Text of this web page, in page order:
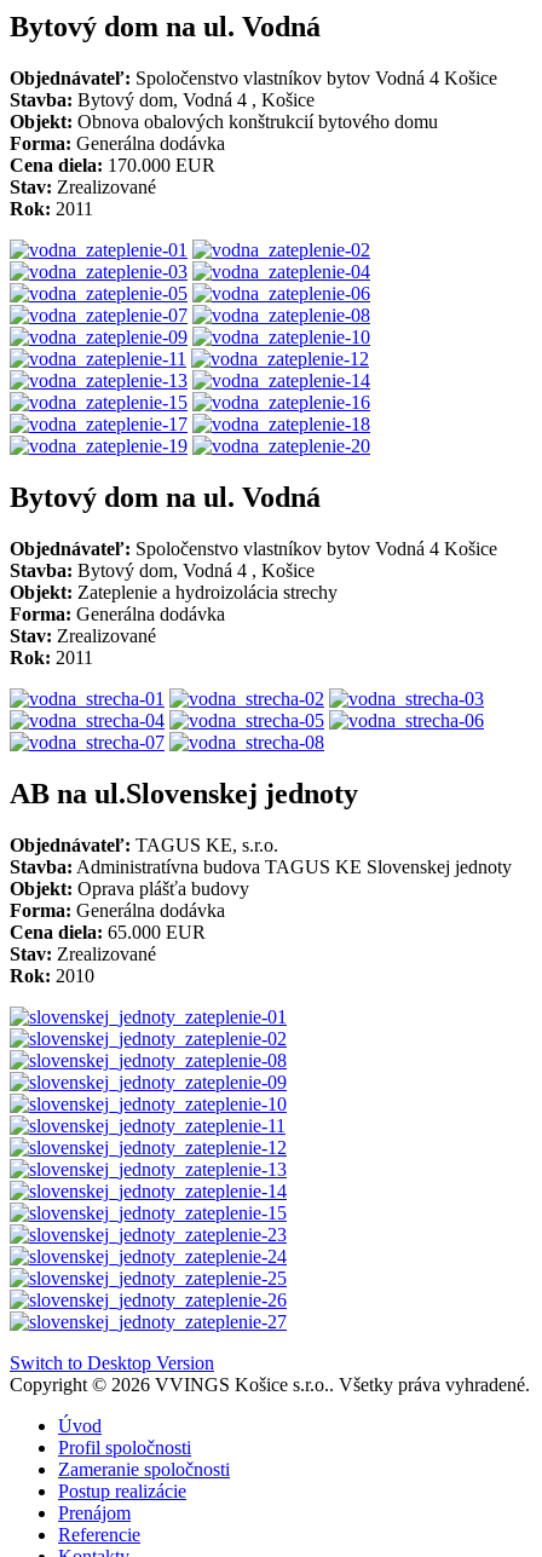
Bytový dom na ul. Vodná
Objednávateľ: Spoločenstvo vlastníkov bytov Vodná 4 Košice
Stavba: Bytový dom, Vodná 4 , Košice
Objekt: Obnova obalových konštrukcií bytového domu
Forma: Generálna dodávka
Cena diela: 170.000 EUR
Stav: Zrealizované
Rok: 2011
Bytový dom na ul. Vodná
Objednávateľ: Spoločenstvo vlastníkov bytov Vodná 4 Košice
Stavba: Bytový dom, Vodná 4 , Košice
Objekt: Zateplenie a hydroizolácia strechy
Forma: Generálna dodávka
Stav: Zrealizované
Rok: 2011
AB na ul.Slovenskej jednoty
Objednávateľ: TAGUS KE, s.r.o.
Stavba: Administratívna budova TAGUS KE Slovenskej jednoty
Objekt: Oprava plášťa budovy
Forma: Generálna dodávka
Cena diela: 65.000 EUR
Stav: Zrealizované
Rok: 2010
Switch to Desktop Version
Copyright © 2026 VVINGS Košice s.r.o.. Všetky práva vyhradené.
Úvod
Profil spoločnosti
Zameranie spoločnosti
Postup realizácie
Prenájom
Referencie